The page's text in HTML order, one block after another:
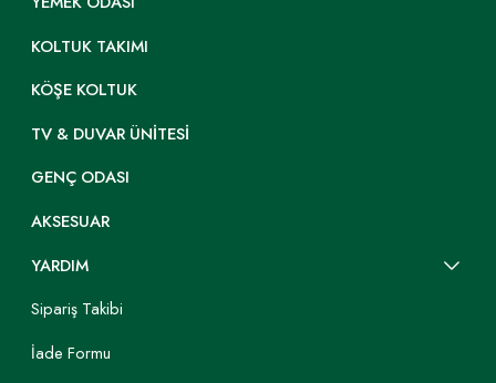
KOLTUK TAKIMI
KÖŞE KOLTUK
TV & DUVAR ÜNITESI
GENÇ ODASI
AKSESUAR
YARDIM
Sipariş Takibi
İade Formu